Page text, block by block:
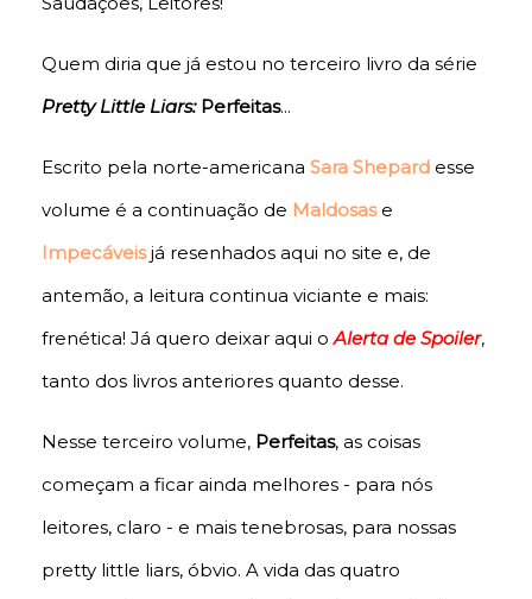
Quem diria que já estou no terceiro livro da série
Pretty Little Liars: Perfeitas...
Escrito pela norte-americana Sara Shepard esse
volume é a continuação de Maldosase
Impecáveisjá resenhados aqui no site e, de
antemão, a leitura continua viciante e mais:
frenética! Já quero deixar aqui oAlerta de Spoiler,
tanto dos livros anteriores quanto desse.
Nesse terceiro volume, Perfeitas, as coisas
começam a ficar ainda melhores - para nós
leitores, claro - e mais tenebrosas, para nossas
pretty little liars, óbvio. A vida das quatro